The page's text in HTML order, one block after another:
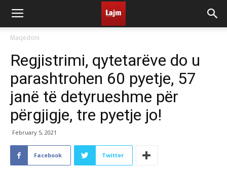
Maqedoni
Regjistrimi, qytetarëve do u
parashtrohen 60 pyetje, 57
janë të detyrueshme për
përgjigje, tre pyetje jo!
February 5, 2021
Facebook Twitter